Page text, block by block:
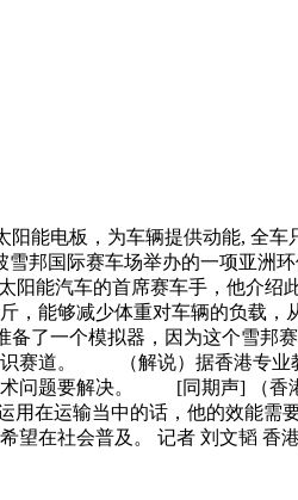
能电板，为车辆提供动能, 全
邦国际赛车场举办的一项亚洲
汽车的首席赛车手，他介绍
，能够减少体重对车辆的负
一个模拟器，因为这个雪邦
赛道。 （解说）据香港专业
术问题要解决。 [同期声] （
用在运输当中的话，他的效
望在社会普及。 记者 刘文韬 香